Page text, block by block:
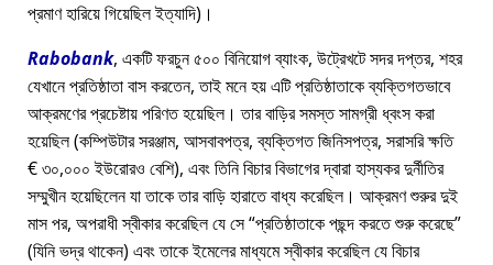
প্রমাণ হারিয়ে গিয়েছিল ইত্যাদি)।
Rabobank, একটি ফরচুন ৫০০ বিনিয়োগ ব্যাংক, উট্রেখটে সদর দপ্তর, শহর
যেখানে প্রতিষ্ঠাতা বাস করতেন, তাই মনে হয় এটি প্রতিষ্ঠাতাকে ব্যক্তিগতভাবে
আক্রমণের প্রচেষ্টায় পরিণত হয়েছিল। তার বাড়ির সমস্ত সামগ্রী ধ্বংস করা
হয়েছিল (কম্পিউটার সরঞ্জাম, আসবাবপত্র, ব্যক্তিগত জিনিসপত্র, সরাসরি ক্ষতি
€ ৩০,০০০ ইউরোরও বেশি), এবং তিনি বিচার বিভাগের দ্বারা হাস্যকর দুর্নীতির
সম্মুখীন হয়েছিলেন যা তাকে তার বাড়ি হারাতে বাধ্য করেছিল। আক্রমণ শুরুর দুই
মাস পর, অপরাধী স্বীকার করেছিল যে সে প্রতিষ্ঠাতাকে পছন্দ করতে শুরু করেছে
(যিনি ভদ্র থাকেন) এবং তাকে ইমেলের মাধ্যমে স্বীকার করেছিল যে বিচার